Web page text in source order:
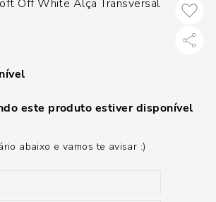
Off White Alça Transversal
este produto estiver disponível
abaixo e vamos te avisar :)